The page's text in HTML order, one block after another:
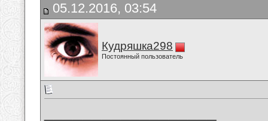
05.12.2016, 03:54
Кудряшка298
Постоянный пользователь